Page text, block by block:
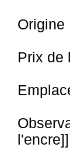
Origine
Prix de